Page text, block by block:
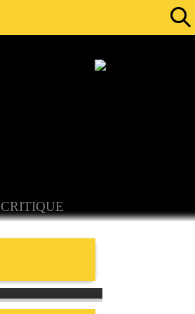
CRITIQUE